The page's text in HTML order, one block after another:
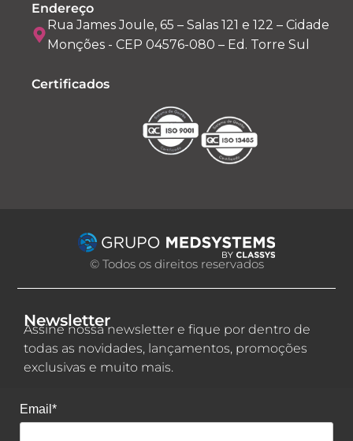
Endereço
Rua James Joule, 65 – Salas 121 e 122 – Cidade
Monções - CEP 04576-080 – Ed. Torre Sul
Certificados
© Todos os direitos reservados
Newsletter
Assine nossa newsletter e fique por dentro de
todas as novidades, lançamentos, promoções
exclusivas e muito mais.
Email*